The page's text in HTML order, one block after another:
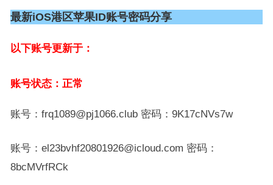
最新iOS港区苹果ID账号密码分享
以下账号更新于：
账号状态：正常
账号：frq1089@pj1066.club 密码：9K17cNVs7w
账号：el23bvhf20801926@icloud.com 密码：
8bcMVrfRCk